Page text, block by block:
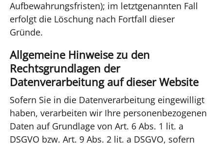
Aufbewahrungsfristen); im letztgenannten Fall
erfolgt die Löschung nach Fortfall dieser
Gründe.
Allgemeine Hinweise zu den
Rechtsgrundlagen der
Datenverarbeitung auf dieser Website
Sofern Sie in die Datenverarbeitung eingewilligt
haben, verarbeiten wir Ihre personenbezogenen
Daten auf Grundlage von Art. 6 Abs. 1 lit. a
DSGVO bzw. Art. 9 Abs. 2 lit. a DSGVO, sofern